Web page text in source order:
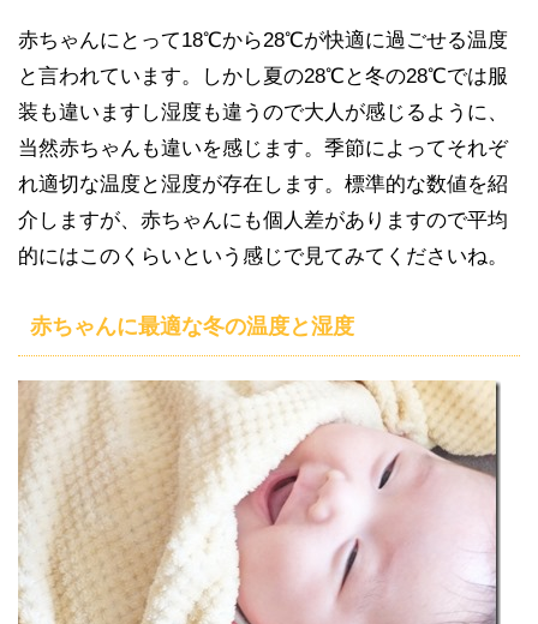
赤ちゃんにとって18℃から28℃が快適に過ごせる温度
と言われています。しかし夏の28℃と冬の28℃では服
装も違いますし湿度も違うので大人が感じるように、
当然赤ちゃんも違いを感じます。季節によってそれぞ
れ適切な温度と湿度が存在します。標準的な数値を紹
介しますが、赤ちゃんにも個人差がありますので平均
的にはこのくらいという感じで見てみてくださいね。
赤ちゃんに最適な冬の温度と湿度